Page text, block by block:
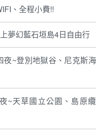
、全程小費!!
夢幻藍石垣島4日自由行
夜~登別地獄谷、尼克斯海
~天草國立公園、島原纜